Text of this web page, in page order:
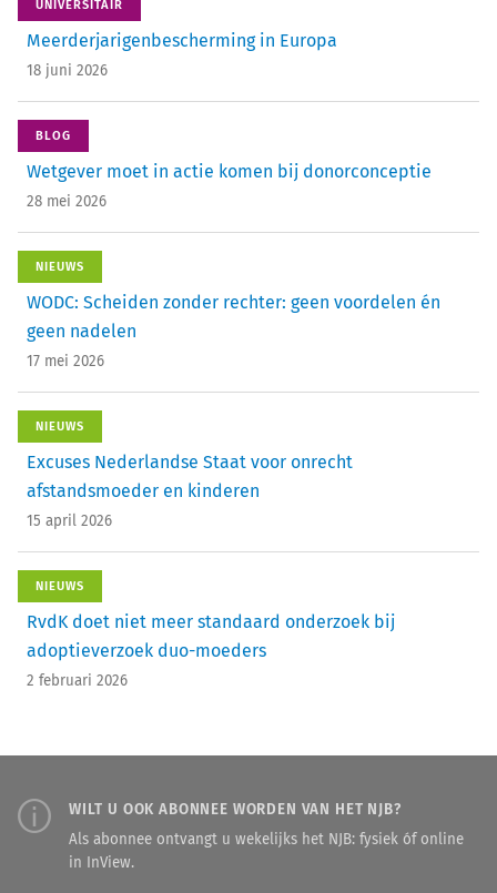
UNIVERSITAIR
Meerderjarigenbescherming in Europa
18 juni 2026
BLOG
Wetgever moet in actie komen bij donorconceptie
28 mei 2026
NIEUWS
WODC: Scheiden zonder rechter: geen voordelen én
geen nadelen
17 mei 2026
NIEUWS
Excuses Nederlandse Staat voor onrecht
afstandsmoeder en kinderen
15 april 2026
NIEUWS
RvdK doet niet meer standaard onderzoek bij
adoptieverzoek duo-moeders
2 februari 2026
WILT U OOK ABONNEE WORDEN VAN HET NJB?
Als abonnee ontvangt u wekelijks het NJB: fysiek óf online
in InView.